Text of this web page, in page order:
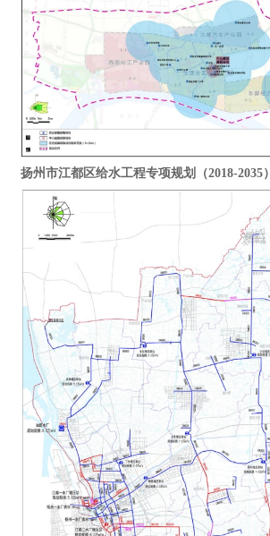
扬州市江都区给水工程专项规划（2018-2035）